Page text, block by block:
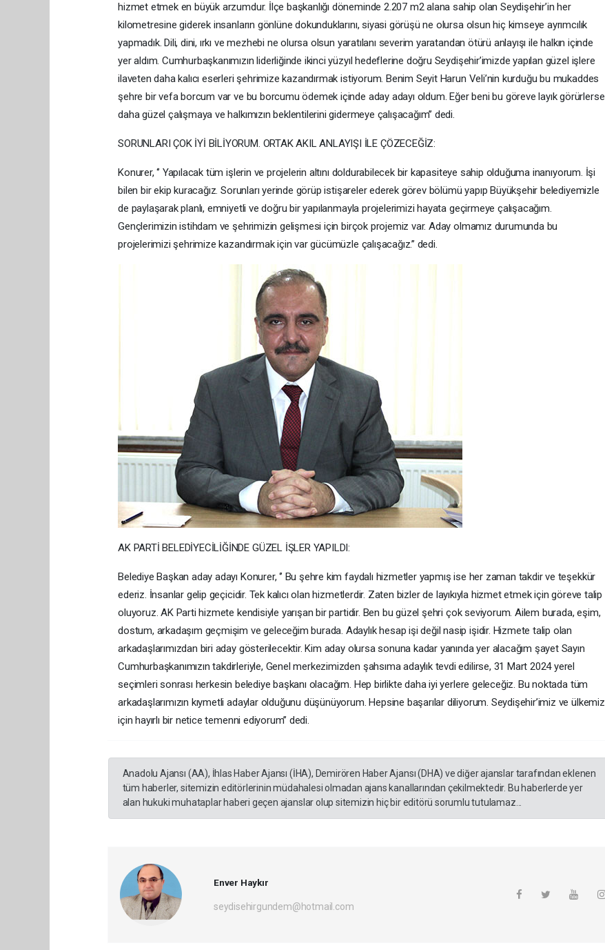
hizmet etmek en büyük arzumdur. İlçe başkanlığı döneminde 2.207 m2 alana sahip olan Seydişehir’in her
kilometresine giderek insanların gönlüne dokunduklarını, siyasi görüşü ne olursa olsun hiç kimseye ayrımcılık
yapmadık. Dili, dini, ırkı ve mezhebi ne olursa olsun yaratılanı severim yaratandan ötürü anlayışı ile halkın içinde
yer aldım. Cumhurbaşkanımızın liderliğinde ikinci yüzyıl hedeflerine doğru Seydişehir’imizde yapılan güzel işlere
ilaveten daha kalıcı eserleri şehrimize kazandırmak istiyorum. Benim Seyit Harun Veli’nin kurduğu bu mukaddes
şehre bir vefa borcum var ve bu borcumu ödemek içinde aday adayı oldum. Eğer beni bu göreve layık görürlerse
daha güzel çalışmaya ve halkımızın beklentilerini gidermeye çalışacağım’’ dedi.
SORUNLARI ÇOK İYİ BİLİYORUM. ORTAK AKIL ANLAYIŞI İLE ÇÖZECEĞİZ:
Konurer, ‘’ Yapılacak tüm işlerin ve projelerin altını doldurabilecek bir kapasiteye sahip olduğuma inanıyorum. İşi
bilen bir ekip kuracağız. Sorunları yerinde görüp istişareler ederek görev bölümü yapıp Büyükşehir belediyemizle
de paylaşarak planlı, emniyetli ve doğru bir yapılanmayla projelerimizi hayata geçirmeye çalışacağım.
Gençlerimizin istihdam ve şehrimizin gelişmesi için birçok projemiz var. Aday olmamız durumunda bu
projelerimizi şehrimize kazandırmak için var gücümüzle çalışacağız.’’ dedi.
AK PARTİ BELEDİYECİLİĞİNDE GÜZEL İŞLER YAPILDI:
Belediye Başkan aday adayı Konurer, ‘’ Bu şehre kim faydalı hizmetler yapmış ise her zaman takdir ve teşekkür
ederiz. İnsanlar gelip geçicidir. Tek kalıcı olan hizmetlerdir. Zaten bizler de layıkıyla hizmet etmek için göreve talip
oluyoruz. AK Parti hizmete kendisiyle yarışan bir partidir. Ben bu güzel şehri çok seviyorum. Ailem burada, eşim,
dostum, arkadaşım geçmişim ve geleceğim burada. Adaylık hesap işi değil nasip işidir. Hizmete talip olan
arkadaşlarımızdan biri aday gösterilecektir. Kim aday olursa sonuna kadar yanında yer alacağım şayet Sayın
Cumhurbaşkanımızın takdirleriyle, Genel merkezimizden şahsıma adaylık tevdi edilirse, 31 Mart 2024 yerel
seçimleri sonrası herkesin belediye başkanı olacağım. Hep birlikte daha iyi yerlere geleceğiz. Bu noktada tüm
arkadaşlarımızın kıymetli adaylar olduğunu düşünüyorum. Hepsine başarılar diliyorum. Seydişehir’imiz ve ülkemiz
için hayırlı bir netice temenni ediyorum’’ dedi.
Anadolu Ajansı (AA), İhlas Haber Ajansı (İHA), Demirören Haber Ajansı (DHA) ve diğer ajanslar tarafından eklenen
tüm haberler, sitemizin editörlerinin müdahalesi olmadan ajans kanallarından çekilmektedir. Bu haberlerde yer
alan hukuki muhataplar haberi geçen ajanslar olup sitemizin hiç bir editörü sorumlu tutulamaz...
Enver Haykır
seydisehirgundem@hotmail.com